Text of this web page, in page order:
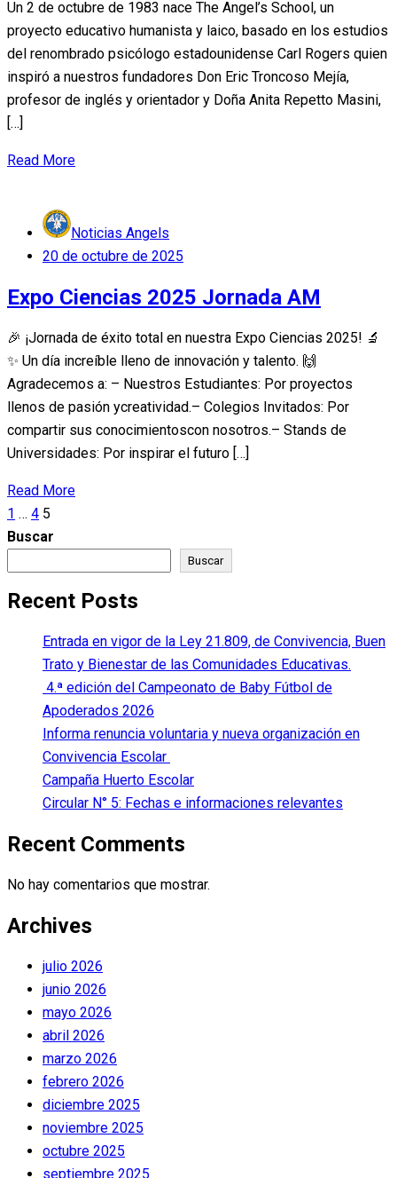
Un 2 de octubre de 1983 nace The Angel’s School, un
proyecto educativo humanista y laico, basado en los estudios
del renombrado psicólogo estadounidense Carl Rogers quien
inspiró a nuestros fundadores Don Eric Troncoso Mejía,
profesor de inglés y orientador y Doña Anita Repetto Masini,
[…]
Read More
Noticias Angels
Posted
20 de octubre de 2025
Expo Ciencias 2025 Jornada AM
🎉 ¡Jornada de éxito total en nuestra Expo Ciencias 2025! 🔬
✨ Un día increíble lleno de innovación y talento. 🙌
Agradecemos a: – Nuestros Estudiantes: Por proyectos
llenos de pasión ycreatividad.– Colegios Invitados: Por
compartir sus conocimientoscon nosotros.– Stands de
Universidades: Por inspirar el futuro […]
Read More
Paginación
de
1 … 4 5
Buscar
Buscar
Recent Posts
Entrada en vigor de la Ley 21.809, de Convivencia, Buen
Trato y Bienestar de las Comunidades Educativas.
4.ª edición del Campeonato de Baby Fútbol de
Apoderados 2026
Informa renuncia voluntaria y nueva organización en
Convivencia Escolar
Campaña Huerto Escolar
Circular N° 5: Fechas e informaciones relevantes
Recent Comments
No hay comentarios que mostrar.
Archives
julio 2026
junio 2026
mayo 2026
abril 2026
marzo 2026
febrero 2026
diciembre 2025
noviembre 2025
octubre 2025
septiembre 2025